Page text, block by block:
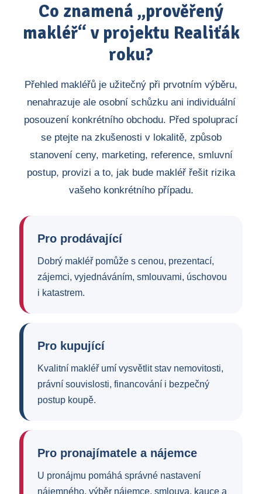
Co znamená „prověřený
makléř“ v projektu Realiťák
roku?
Přehled makléřů je užitečný při prvotním výběru,
nenahrazuje ale osobní schůzku ani individuální
posouzení konkrétního obchodu. Před spoluprací
se ptejte na zkušenosti v lokalitě, způsob
stanovení ceny, marketing, reference, smluvní
postup, provizi a to, jak bude makléř řešit rizika
vašeho konkrétního případu.
Pro prodávající
Dobrý makléř pomůže s cenou, prezentací,
zájemci, vyjednáváním, smlouvami, úschovou
i katastrem.
Pro kupující
Kvalitní makléř umí vysvětlit stav nemovitosti,
právní souvislosti, financování i bezpečný
postup koupě.
Pro pronajímatele a nájemce
U pronájmu pomáhá správné nastavení
nájemného, výběr nájemce, smlouva, kauce a